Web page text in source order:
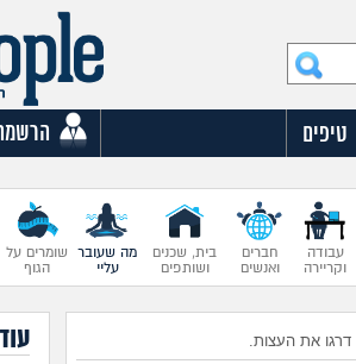
טיפים
עבודה
וקריירה
חברים
ואנשים
בית, שכנים
ושותפים
מה שעובר
עליי
שומרים על
הגוף
דרגו את העצות.